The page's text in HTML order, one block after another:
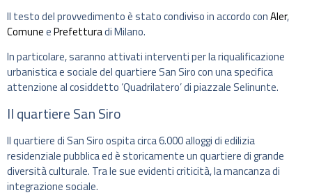
Il testo del provvedimento è stato condiviso in accordo conAler,
ComuneePrefetturadi Milano.
In particolare, saranno attivati interventi per la riqualificazione
urbanistica e sociale del quartiere San Siro con una specifica
attenzione al cosiddetto ‘Quadrilatero’ di piazzale Selinunte.
Il quartiere San Siro
Il quartiere di San Siro ospita circa 6.000 alloggi di edilizia
residenziale pubblica ed è storicamente un quartiere di grande
diversità culturale. Tra le sue evidenti criticità, la mancanza di
integrazione sociale.